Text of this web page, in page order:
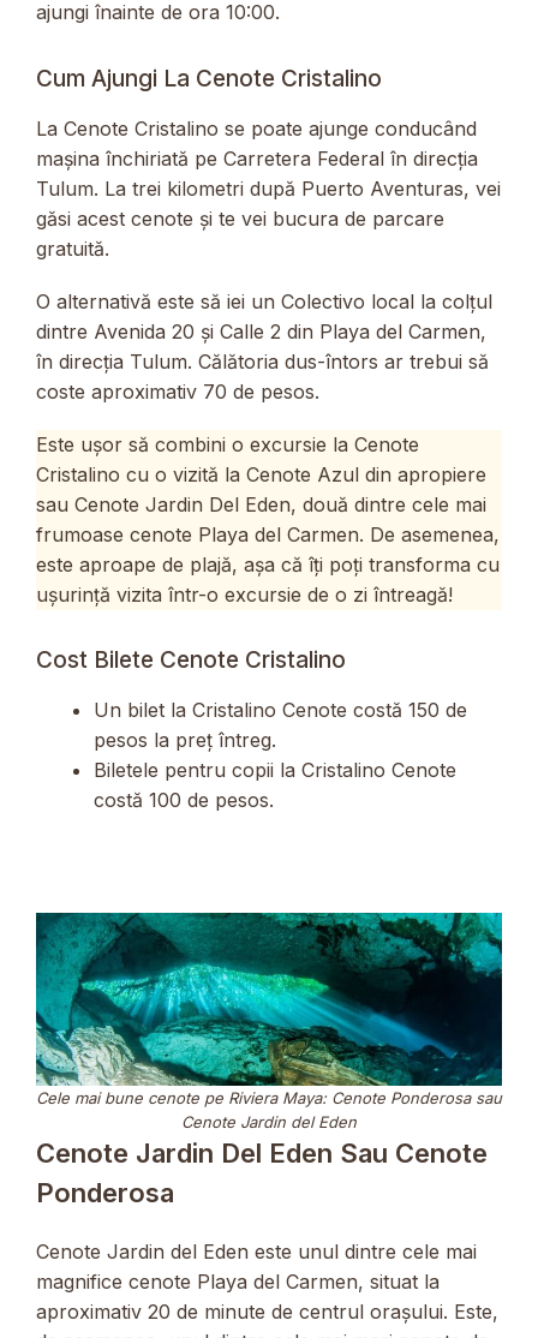
ajungi înainte de ora 10:00.
Cum Ajungi La Cenote Cristalino
La Cenote Cristalino se poate ajunge conducând
mașina închiriată pe Carretera Federal în direcția
Tulum. La trei kilometri după Puerto Aventuras, vei
găsi acest cenote și te vei bucura de parcare
gratuită.
O alternativă este să iei un Colectivo local la colțul
dintre Avenida 20 și Calle 2 din Playa del Carmen,
în direcția Tulum. Călătoria dus-întors ar trebui să
coste aproximativ 70 de pesos.
Este ușor să combini o excursie la Cenote
Cristalino cu o vizită la Cenote Azul din apropiere
sau Cenote Jardin Del Eden, două dintre cele mai
frumoase cenote Playa del Carmen. De asemenea,
este aproape de plajă, așa că îți poți transforma cu
ușurință vizita într-o excursie de o zi întreagă!
Cost Bilete Cenote Cristalino
Un bilet la Cristalino Cenote costă 150 de
pesos la preț întreg.
Biletele pentru copii la Cristalino Cenote
costă 100 de pesos.
Cele mai bune cenote pe Riviera Maya: Cenote Ponderosa sau
Cenote Jardin del Eden
Cenote Jardin Del Eden Sau Cenote
Ponderosa
Cenote Jardin del Eden este unul dintre cele mai
magnifice cenote Playa del Carmen, situat la
aproximativ 20 de minute de centrul orașului. Este,